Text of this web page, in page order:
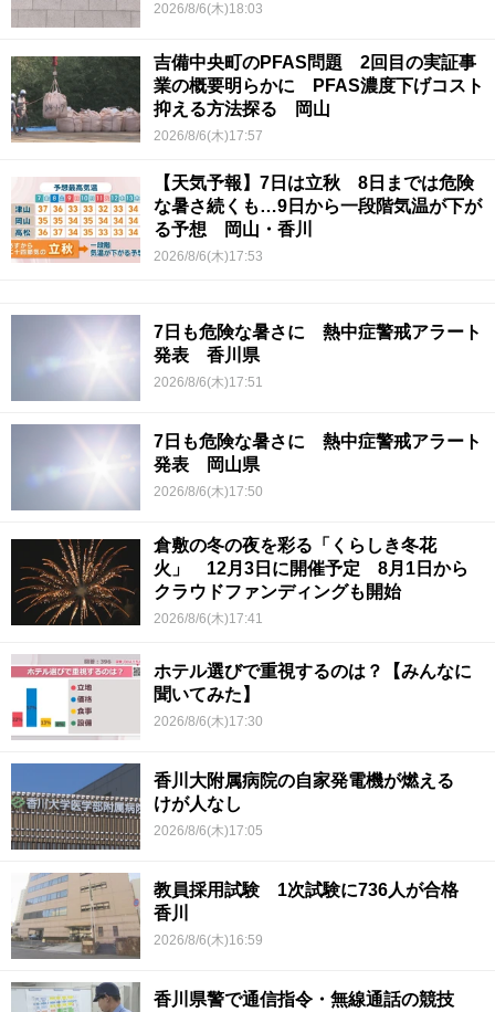
2026/8/6(木)18:03
吉備中央町のPFAS問題 2回目の実証事
業の概要明らかに PFAS濃度下げコスト
抑える方法探る 岡山
2026/8/6(木)17:57
【天気予報】7日は立秋 8日までは危険
な暑さ続くも…9日から一段階気温が下が
る予想 岡山・香川
2026/8/6(木)17:53
7日も危険な暑さに 熱中症警戒アラート
発表 香川県
2026/8/6(木)17:51
7日も危険な暑さに 熱中症警戒アラート
発表 岡山県
2026/8/6(木)17:50
倉敷の冬の夜を彩る「くらしき冬花
火」 12月3日に開催予定 8月1日から
クラウドファンディングも開始
2026/8/6(木)17:41
ホテル選びで重視するのは？【みんなに
聞いてみた】
2026/8/6(木)17:30
香川大附属病院の自家発電機が燃える
けが人なし
2026/8/6(木)17:05
教員採用試験 1次試験に736人が合格
香川
2026/8/6(木)16:59
香川県警で通信指令・無線通話の競技